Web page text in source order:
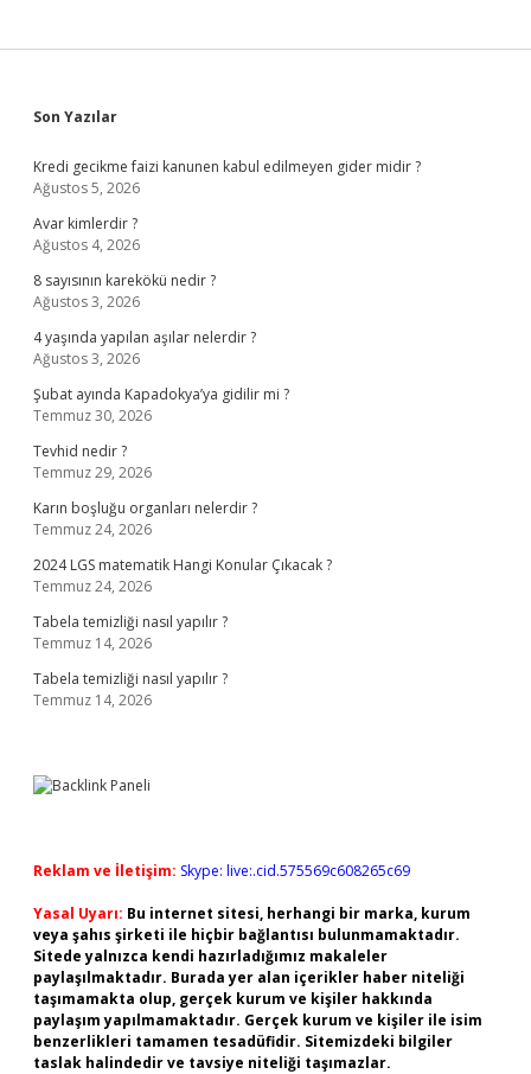
Sidebar
Son Yazılar
Kredi gecikme faizi kanunen kabul edilmeyen gider midir ?
Ağustos 5, 2026
Avar kimlerdir ?
Ağustos 4, 2026
8 sayısının karekökü nedir ?
Ağustos 3, 2026
4 yaşında yapılan aşılar nelerdir ?
Ağustos 3, 2026
Şubat ayında Kapadokya’ya gidilir mi ?
Temmuz 30, 2026
Tevhid nedir ?
Temmuz 29, 2026
Karın boşluğu organları nelerdir ?
Temmuz 24, 2026
2024 LGS matematik Hangi Konular Çıkacak ?
Temmuz 24, 2026
Tabela temizliği nasıl yapılır ?
Temmuz 14, 2026
Tabela temizliği nasıl yapılır ?
Temmuz 14, 2026
Reklam ve İletişim: Skype: live:.cid.575569c608265c69
Yasal Uyarı: Bu internet sitesi, herhangi bir marka, kurum
veya şahıs şirketi ile hiçbir bağlantısı bulunmamaktadır.
Sitede yalnızca kendi hazırladığımız makaleler
paylaşılmaktadır. Burada yer alan içerikler haber niteliği
taşımamakta olup, gerçek kurum ve kişiler hakkında
paylaşım yapılmamaktadır. Gerçek kurum ve kişiler ile isim
benzerlikleri tamamen tesadüfidir. Sitemizdeki bilgiler
taslak halindedir ve tavsiye niteliği taşımazlar.